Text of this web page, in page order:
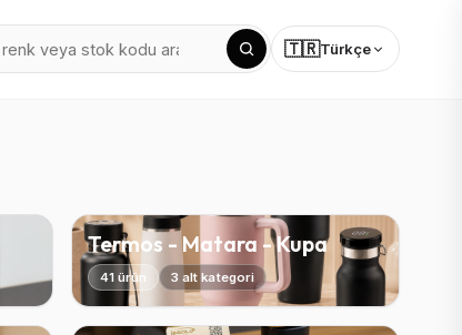
🇹🇷Türkçe
Termos - Matara - Kupa
41 ürün 3 alt kategori